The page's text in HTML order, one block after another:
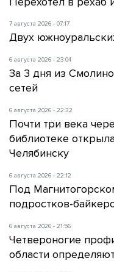
7 августа 2026 - 07:17
Двух
6 августа 2026 - 23:04
За 3 дня из
сетей
6 августа 2026 - 22:32
Почти три века
библиотеке
Челябинску
6 августа 2026 - 22:12
Под
подростков-
6 августа 2026 - 21:56
Четвероногие
области